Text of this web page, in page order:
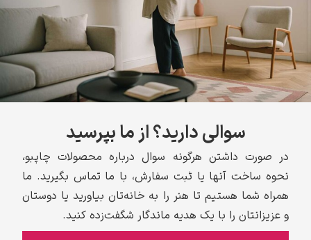
سوالی دارید؟ از ما بپرسید
در صورت داشتن هرگونه سوال درباره محصولات چاپبو،
نحوه ساخت آنها یا ثبت سفارش، با ما تماس بگیرید. ما
همراه شما هستیم تا هنر را به خانه‌تان بیاورید یا دوستان
و عزیزانتان را با یک هدیه ماندگار شگفت‌زده کنید.